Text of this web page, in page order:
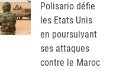
Polisario défie
les Etats Unis
en poursuivant
ses attaques
contre le Maroc